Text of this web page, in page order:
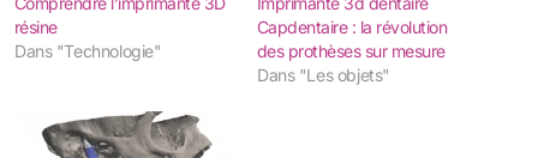
résine
Dans "Technologie"
Capdentaire : la révolution
des prothèses sur mesure
Dans "Les objets"